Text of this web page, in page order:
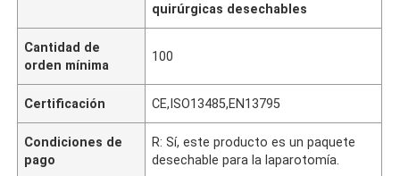
quirúrgicas desechables
Cantidad de
orden mínima
100
Certificación CE,ISO13485,EN13795
Condiciones de
pago
R: Sí, este producto es un paquete
desechable para la laparotomía.